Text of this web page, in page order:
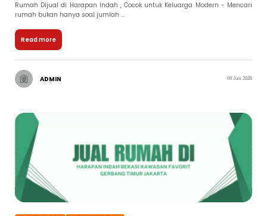
Rumah Dijual di Harapan Indah , Cocok untuk Keluarga Modern - Mencari
rumah bukan hanya soal jumlah ...
Read more
ADMIN 04 Juni 2026